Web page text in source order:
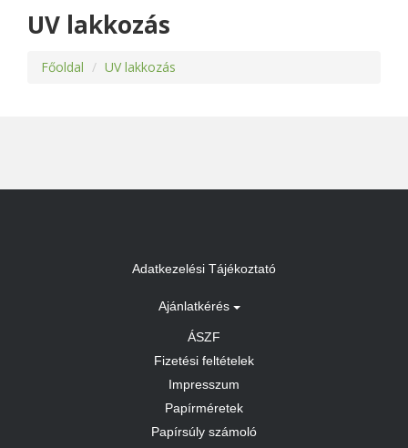
UV lakkozás
Főoldal UV lakkozás
Adatkezelési Tájékoztató
Ajánlatkérés
ÁSZF
Fizetési feltételek
Impresszum
Papírméretek
Papírsúly számoló